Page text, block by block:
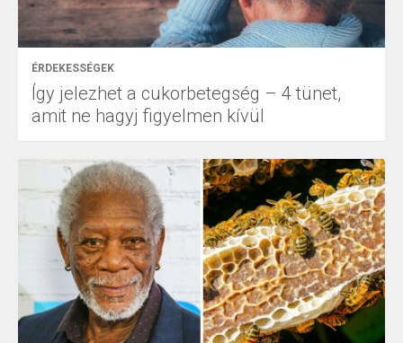
ÉRDEKESSÉGEK
Így jelezhet a cukorbetegség – 4 tünet,
amit ne hagyj figyelmen kívül